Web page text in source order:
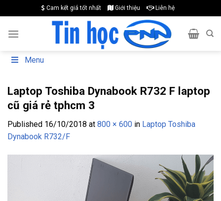
to
content
Cam kết giá tốt nhất Giới thiệu Liên hệ
Menu
Laptop Toshiba Dynabook R732 F laptop
cũ giá rẻ tphcm 3
Published 16/10/2018 at 800 × 600 in Laptop Toshiba
Dynabook R732/F